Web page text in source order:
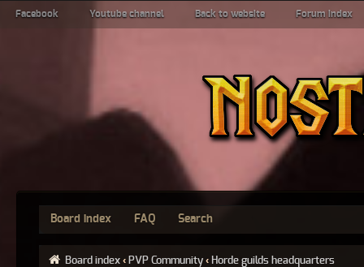
Facebook Youtube channel Back to website Forum index
Board index FAQ Search
Board index ‹ PVP Community ‹ Horde guilds headquarters